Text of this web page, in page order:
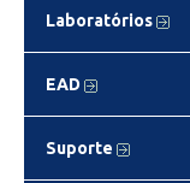
Laboratórios
EAD
Suporte